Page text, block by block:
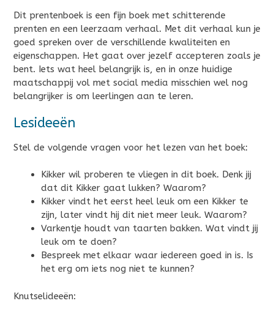
Dit prentenboek is een fijn boek met schitterende
prenten en een leerzaam verhaal. Met dit verhaal kun je
goed spreken over de verschillende kwaliteiten en
eigenschappen. Het gaat over jezelf accepteren zoals je
bent. Iets wat heel belangrijk is, en in onze huidige
maatschappij vol met social media misschien wel nog
belangrijker is om leerlingen aan te leren.
Lesideeën
Stel de volgende vragen voor het lezen van het boek:
Kikker wil proberen te vliegen in dit boek. Denk jij
dat dit Kikker gaat lukken? Waarom?
Kikker vindt het eerst heel leuk om een Kikker te
zijn, later vindt hij dit niet meer leuk. Waarom?
Varkentje houdt van taarten bakken. Wat vindt jij
leuk om te doen?
Bespreek met elkaar waar iedereen goed in is. Is
het erg om iets nog niet te kunnen?
Knutselideeën: